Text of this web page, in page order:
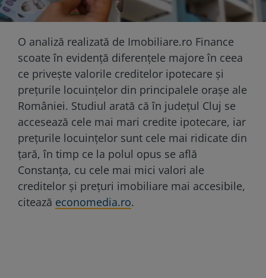
O analiză realizată de Imobiliare.ro Finance
scoate în evidență diferențele majore în ceea
ce privește valorile creditelor ipotecare și
prețurile locuințelor din principalele orașe ale
României. Studiul arată că în județul Cluj se
accesează cele mai mari credite ipotecare, iar
prețurile locuințelor sunt cele mai ridicate din
țară, în timp ce la polul opus se află
Constanța, cu cele mai mici valori ale
creditelor și prețuri imobiliare mai accesibile,
citează economedia.ro.